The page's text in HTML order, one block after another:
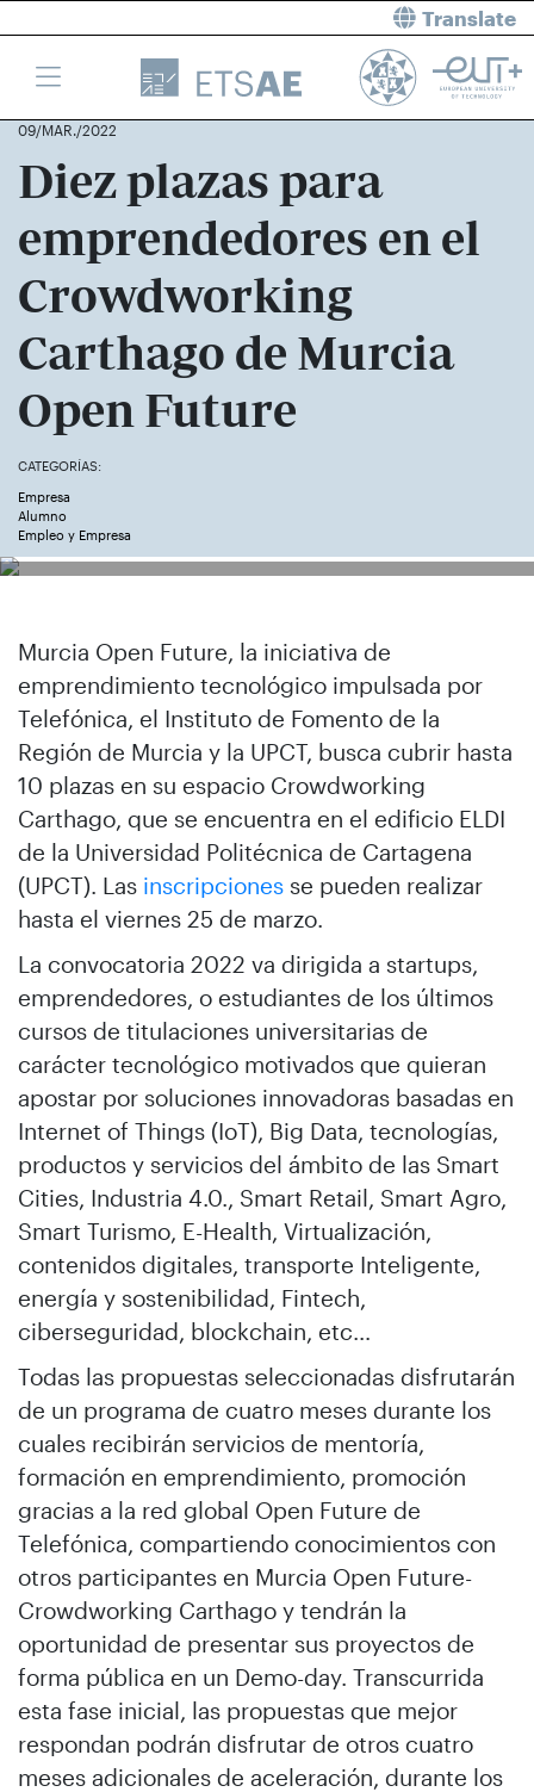
Translate
09/MAR./2022
Diez plazas para
emprendedores en el
Crowdworking
Carthago de Murcia
Open Future
CATEGORÍAS:
Empresa
Alumno
Empleo y Empresa
Murcia Open Future, la iniciativa de
emprendimiento tecnológico impulsada por
Telefónica, el Instituto de Fomento de la
Región de Murcia y la UPCT, busca cubrir hasta
10 plazas en su espacio Crowdworking
Carthago, que se encuentra en el edificio ELDI
de la Universidad Politécnica de Cartagena
(UPCT). Las inscripciones se pueden realizar
hasta el viernes 25 de marzo.
La convocatoria 2022 va dirigida a startups,
emprendedores, o estudiantes de los últimos
cursos de titulaciones universitarias de
carácter tecnológico motivados que quieran
apostar por soluciones innovadoras basadas en
Internet of Things (IoT), Big Data, tecnologías,
productos y servicios del ámbito de las Smart
Cities, Industria 4.0., Smart Retail, Smart Agro,
Smart Turismo, E-Health, Virtualización,
contenidos digitales, transporte Inteligente,
energía y sostenibilidad, Fintech,
ciberseguridad, blockchain, etc…
Todas las propuestas seleccionadas disfrutarán
de un programa de cuatro meses durante los
cuales recibirán servicios de mentoría,
formación en emprendimiento, promoción
gracias a la red global Open Future de
Telefónica, compartiendo conocimientos con
otros participantes en Murcia Open Future-
Crowdworking Carthago y tendrán la
oportunidad de presentar sus proyectos de
forma pública en un Demo-day. Transcurrida
esta fase inicial, las propuestas que mejor
respondan podrán disfrutar de otros cuatro
meses adicionales de aceleración, durante los